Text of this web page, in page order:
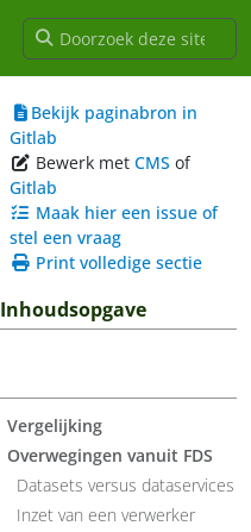
Bekijk paginabron in
Gitlab
Bewerk met CMS of
Gitlab
Maak hier een issue of
stel een vraag
Print volledige sectie
Inhoudsopgave
Vergelijking
Overwegingen vanuit FDS
Datasets versus dataservices
Inzet van een verwerker